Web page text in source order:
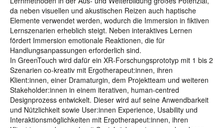
da neben visuellen und akustischen Reizen auch haptische
Elemente verwendet werden, wodurch die Immersion in fiktiven
Lernszenarien erheblich steigt. Neben interaktives Lernen
fördert Immersion emotionale Reaktionen, die für
Handlungsanpassungen erforderlich sind.
In GreenTouch wird dafür ein XR-Forschungsprototyp mit 1 bis 2
Szenarien co-kreativ mit Ergotherapeut:innen, ihren
Klient:innen, einer Dramaturgin, dem Projektteam und weiteren
Stakeholder:innen in einem iterativen, human-centred
Designprozess entwickelt. Dieser wird auf seine Anwendbarkeit
und Nützlichkeit sowie User:innen Experience, Usability und
Interaktionsmöglichkeiten mit Ergotherapeut:innen, ihren